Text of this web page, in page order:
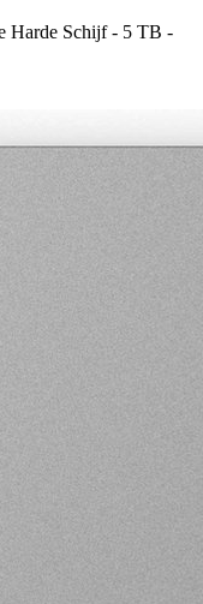
Harde Schijf - 5 TB -